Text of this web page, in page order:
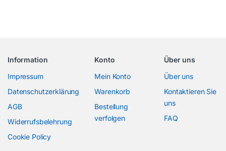
Information
Impressum
Datenschutzerklärung
AGB
Widerrufsbelehrung
Cookie Policy
Konto
Mein Konto
Warenkorb
Bestellung
verfolgen
Über uns
Über uns
Kontaktieren Sie
uns
FAQ